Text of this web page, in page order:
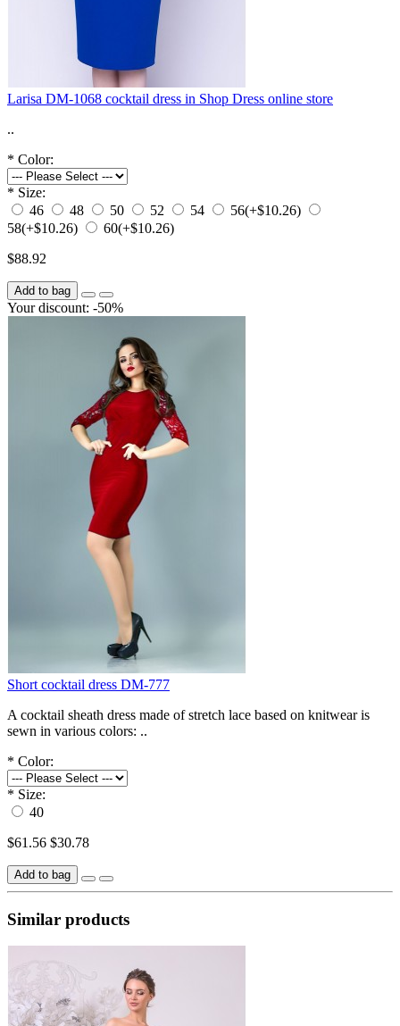
Larisa DM-1068 cocktail dress in Shop Dress online store
..
* Color:
* Size:
46
48 50 52 54 56(+$10.26)
58(+$10.26) 60(+$10.26)
$88.92
Add to bag
Your discount: -50%
Short cocktail dress DM-777
A cocktail sheath dress made of stretch lace based on knitwear is
sewn in various colors: ..
* Color:
* Size:
40
$61.56 $30.78
Add to bag
Similar products